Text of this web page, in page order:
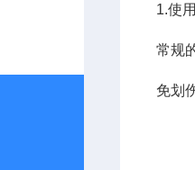
1.使
常规
免划